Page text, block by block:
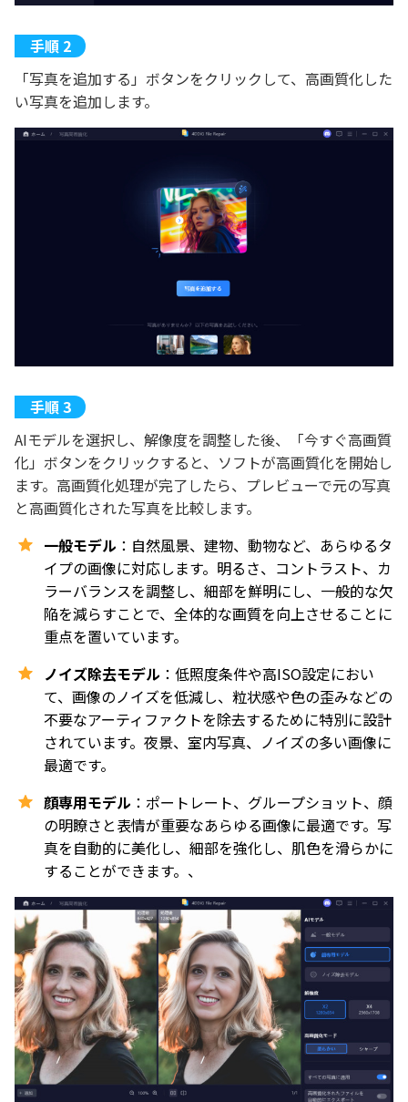
「写真を追加する」ボタンをクリックして、高画質化した
い写真を追加します。
AIモデルを選択し、解像度を調整した後、「今すぐ高画質
化」ボタンをクリックすると、ソフトが高画質化を開始し
ます。高画質化処理が完了したら、プレビューで元の写真
と高画質化された写真を比較します。
一般モデル ：自然風景、建物、動物など、あらゆるタ
イプの画像に対応します。明るさ、コントラスト、カ
ラーバランスを調整し、細部を鮮明にし、一般的な欠
陥を減らすことで、全体的な画質を向上させることに
重点を置いています。
ノイズ除去モデル ：低照度条件や高ISO設定におい
て、画像のノイズを低減し、粒状感や色の歪みなどの
不要なアーティファクトを除去するために特別に設計
されています。夜景、室内写真、ノイズの多い画像に
最適です。
顔専用モデル ：ポートレート、グループショット、顔
の明瞭さと表情が重要なあらゆる画像に最適です。写
真を自動的に美化し、細部を強化し、肌色を滑らかに
することができます。、